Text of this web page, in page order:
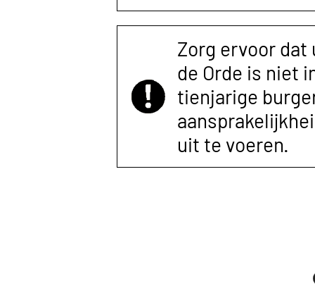
Zorg ervoor
de Orde is niet
tienjarige
uit te voeren.